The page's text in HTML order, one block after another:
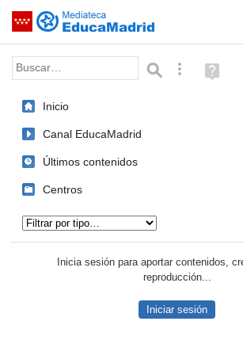
Saltar navegación
Palabra o frase: BúsquedaAyuda
(en
Inicio
Canal EducaMadrid
Últimos contenidos
Centros
Inicia sesión para aportar contenidos,
reproducción...
Iniciar sesión